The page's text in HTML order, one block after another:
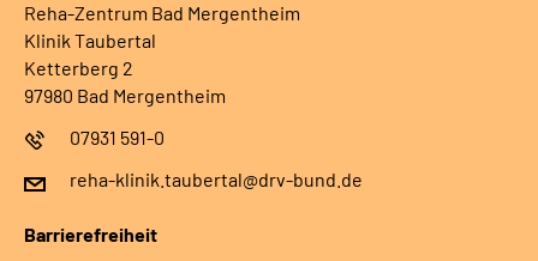
Reha-Zentrum Bad Mergentheim
Klinik Taubertal
Ketterberg 2
97980 Bad Mergentheim
07931 591-0
reha-klinik.taubertal@drv-bund.de
Barrierefreiheit